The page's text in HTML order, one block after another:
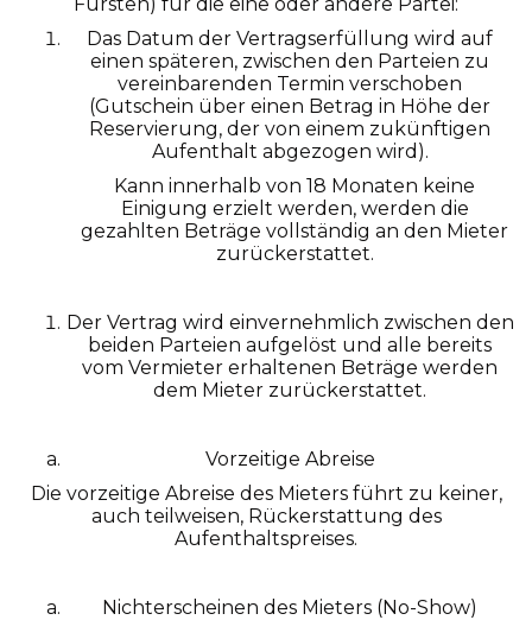
Das Datum der Vertragserfüllung wird auf
einen späteren, zwischen den Parteien zu
vereinbarenden Termin verschoben
(Gutschein über einen Betrag in Höhe der
Reservierung, der von einem zukünftigen
Aufenthalt abgezogen wird).
Kann innerhalb von 18 Monaten keine
Einigung erzielt werden, werden die
gezahlten Beträge vollständig an den Mieter
zurückerstattet.
Der Vertrag wird einvernehmlich zwischen den
beiden Parteien aufgelöst und alle bereits
vom Vermieter erhaltenen Beträge werden
dem Mieter zurückerstattet.
Vorzeitige Abreise
Die vorzeitige Abreise des Mieters führt zu keiner,
auch teilweisen, Rückerstattung des
Aufenthaltspreises.
Nichterscheinen des Mieters (No-Show)